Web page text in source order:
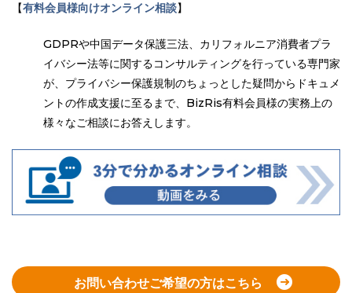
【有料会員様向けオンライン相談】
GDPRや中国データ保護三法、カリフォルニア消費者プラ
イバシー法等に関するコンサルティングを行っている専門家
が、プライバシー保護規制のちょっとした疑問からドキュメ
ントの作成支援に至るまで、BizRis有料会員様の実務上の
様々なご相談にお答えします。
お問い合わせご希望の方はこちら